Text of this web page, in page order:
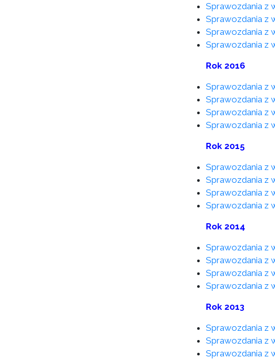
Sprawozdania z
Sprawozdania z
Sprawozdania z
Sprawozdania z
Rok 2016
Sprawozdania z
Sprawozdania z
Sprawozdania z
Sprawozdania z
Rok 2015
Sprawozdania z
Sprawozdania z
Sprawozdania z
Sprawozdania z
Rok 2014
Sprawozdania z
Sprawozdania z
Sprawozdania z
Sprawozdania z
Rok 2013
Sprawozdania z
Sprawozdania z
Sprawozdania z